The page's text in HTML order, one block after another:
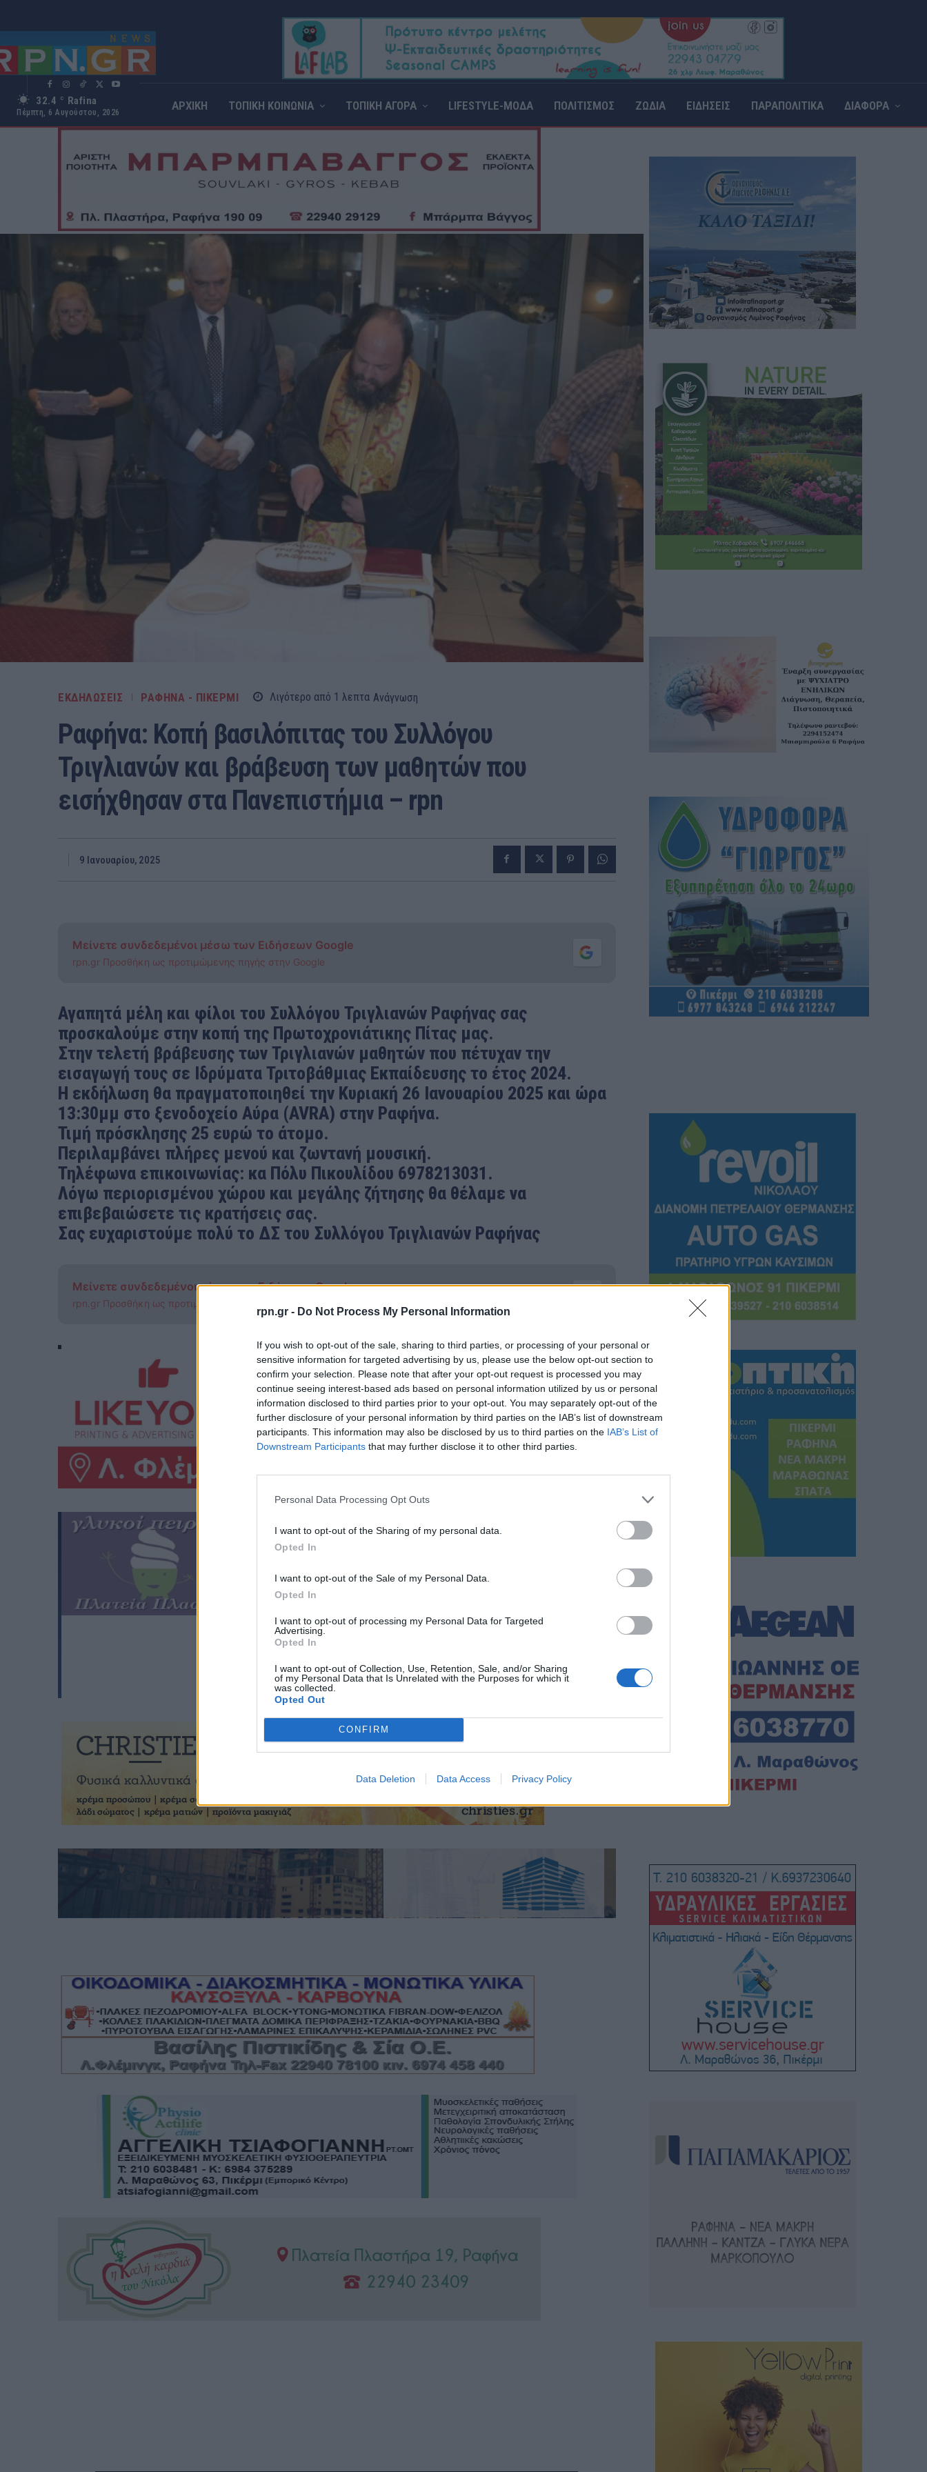
rpn.gr - Do Not Process My Personal Information
If you wish to opt-out of the sale, sharing to third parties, or processing of your personal or
sensitive information for targeted advertising by us, please use the below opt-out section to
confirm your selection. Please note that after your opt-out request is processed you may
continue seeing interest-based ads based on personal information utilized by us or personal
information disclosed to third parties prior to your opt-out. You may separately opt-out of the
further disclosure of your personal information by third parties on the IAB’s list of downstream
participants. This information may also be disclosed by us to third parties on the IAB’s List of
Downstream Participants that may further disclose it to other third parties.
Personal Data Processing Opt Outs
I want to opt-out of the Sharing of my personal data.
Opted In
I want to opt-out of the Sale of my Personal Data.
Opted In
I want to opt-out of processing my Personal Data for Targeted
Advertising.
Opted In
I want to opt-out of Collection, Use, Retention, Sale, and/or Sharing
of my Personal Data that Is Unrelated with the Purposes for which it
was collected.
Opted Out
CONFIRM
Data Deletion Data Access Privacy Policy
32.4 C Rafina
Πέμπτη, 6 Αυγούστου, 2026 ΑΡΧΙΚΗ ΤΟΠΙΚΗ ΚΟΙΝΩΝΙΑ ΤΟΠΙΚΗ ΑΓΟΡΑ LIFESTYLE-ΜΟΔΑ ΠΟΛΙΤΙΣΜΟΣ ΖΩΔΙΑ ΕΙΔΗΣΕΙΣ ΠΑΡΑΠΟΛΙΤΙΚΑ ΔΙΑΦΟΡΑ
ΕΚΔΗΛΩΣΕΙΣ ΡΑΦΗΝΑ - ΠΙΚΕΡΜΙ Λιγότερο από 1 λεπτα Ανάγνωση
Ραφήνα: Κοπή βασιλόπιτας του Συλλόγου
Τριγλιανών και βράβευση των μαθητών που
εισήχθησαν στα Πανεπιστήμια – rpn
9 Ιανουαρίου, 2025
Μείνετε συνδεδεμένοι μέσω των Ειδήσεων Google
rpn.gr Προσθήκη ως προτιμώμενης πηγής στην Google
Αγαπητά μέλη και φίλοι του Συλλόγου Τριγλιανών Ραφήνας σας
προσκαλούμε στην κοπή της Πρωτοχρονιάτικης Πίτας μας.
Στην τελετή βράβευσης των Τριγλιανών μαθητών που πέτυχαν την
εισαγωγή τους σε Ιδρύματα Τριτοβάθμιας Εκπαίδευσης το έτος 2024.
Η εκδήλωση θα πραγματοποιηθεί την Κυριακή 26 Ιανουαρίου 2025 και ώρα
13:30μμ στο ξενοδοχείο Αύρα (AVRA) στην Ραφήνα.
Τιμή πρόσκλησης 25 ευρώ το άτομο.
Περιλαμβάνει πλήρες μενού και ζωντανή μουσική.
Τηλέφωνα επικοινωνίας: κα Πόλυ Πικουλίδου 6978213031.
Λόγω περιορισμένου χώρου και μεγάλης ζήτησης θα θέλαμε να
επιβεβαιώσετε τις κρατήσεις σας.
Σας ευχαριστούμε πολύ το ΔΣ του Συλλόγου Τριγλιανών Ραφήνας
Μείνετε συνδεδεμένοι μέσω των Ειδήσεων Google
rpn.gr Προσθήκη ως προτιμώμενης πηγής στην Google